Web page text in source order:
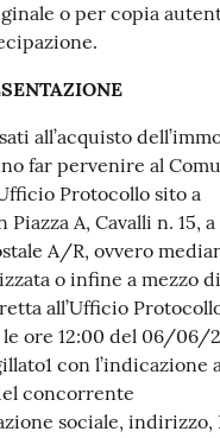
o per copia
all’acquisto
far pervenire al
Protocollo sito a
Piazza A, Cavalli n. 15,
A/R, ovvero
o infine a mezzo di
all’Ufficio
ore 12:00 del 06/06/
con l’indicazione
concorrente
sociale, indirizzo,